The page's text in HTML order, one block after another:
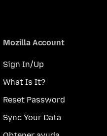
Mozilla Account
Sign In/Up
What Is It?
Reset Password
Sync Your Data